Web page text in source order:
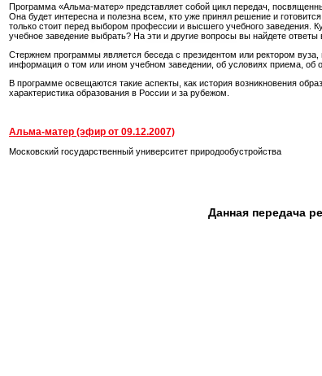
Программа «Альма-матер» представляет собой цикл передач,
Она будет интересна и полезна всем, кто уже принял решение и
только стоит перед выбором профессии и высшего учебного заведения.
учебное заведение выбрать? На эти и другие вопросы вы найдете
Стержнем программы является беседа с президентом или ректором
информация о том или ином учебном заведении, об условиях приема, об
В программе освещаются такие аспекты, как история возникновения
характеристика образования в России и за рубежом.
Альма-матер (эфир от 09.12.2007)
Московский государственный университет природообустройства
Данная передача